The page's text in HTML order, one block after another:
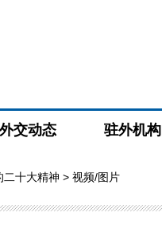
外交动态 驻外机构
二十大精神 > 视频/图片